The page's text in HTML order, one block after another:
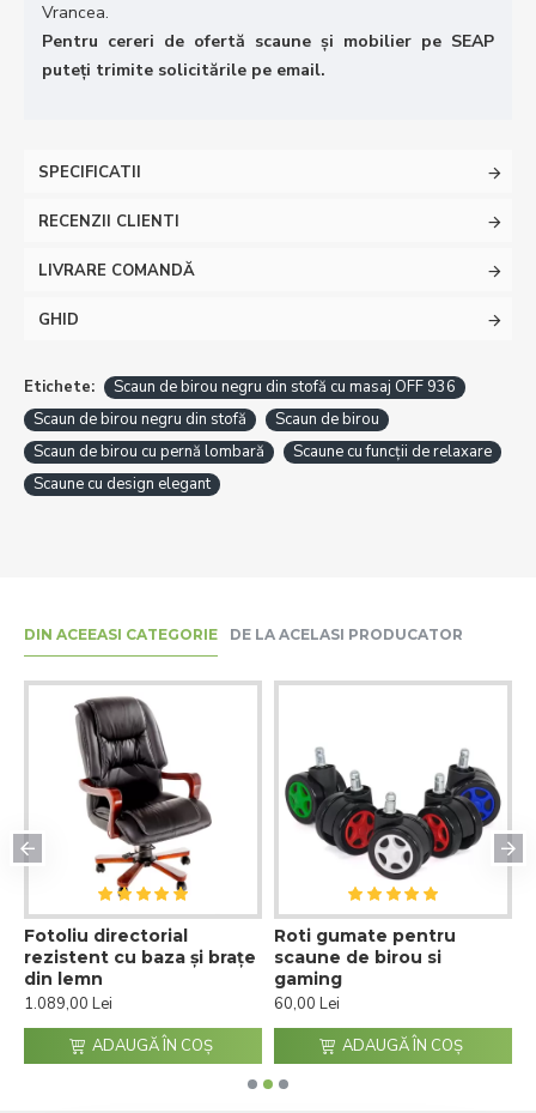
Vrancea.
Pentru cereri de ofertă scaune și mobilier pe SEAP
puteți trimite solicitările pe email.
SPECIFICATII
RECENZII CLIENTI
LIVRARE COMANDĂ
GHID
Etichete:
Scaun de birou negru din stofă cu masaj OFF 936
Scaun de birou negru din stofă
Scaun de birou
Scaun de birou cu pernă lombară
Scaune cu funcții de relaxare
Scaune cu design elegant
DIN ACEEASI CATEGORIE DE LA ACELASI PRODUCATOR
Fotoliu directorial
rezistent cu baza și brațe
din lemn
1.089,00 Lei
ADAUGĂ ÎN COŞ
Roti gumate pentru
scaune de birou si
gaming
60,00 Lei
ADAUGĂ ÎN COŞ